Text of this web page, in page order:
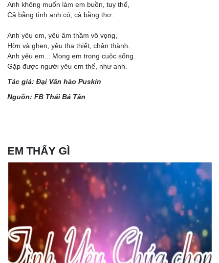
Anh không muốn làm em buồn, tuy thế,
Cả bằng tình anh có, cả bằng thơ.
Anh yêu em, yêu âm thầm vô vọng,
Hờn và ghen, yêu tha thiết, chân thành.
Anh yêu em... Mong em trong cuộc sống.
Gặp được người yêu em thế, như anh.
Tác giả: Đại Văn hào Puskin
Nguồn: FB Thái Bá Tân
EM THẤY GÌ